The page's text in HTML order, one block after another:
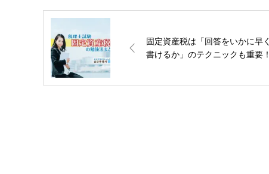
固定資産税は「回答をいかに早く
書けるか」のテクニックも重要！